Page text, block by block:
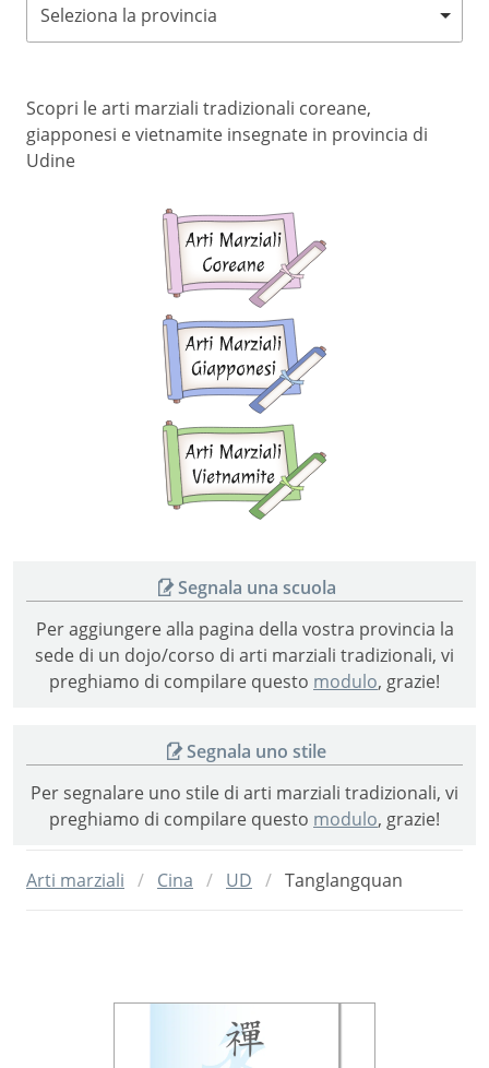
Seleziona la provincia
Scopri le arti marziali tradizionali coreane,
giapponesi e vietnamite insegnate in provincia di
Udine
marziali
marziali
marziali
Segnala una scuola
Per aggiungere alla pagina della vostra provincia la
sede di un dojo/corso di arti marziali tradizionali, vi
preghiamo di compilare questo modulo, grazie!
Segnala uno stile
Per segnalare uno stile di arti marziali tradizionali, vi
preghiamo di compilare questo modulo, grazie!
Arti marziali Cina UD Tanglangquan